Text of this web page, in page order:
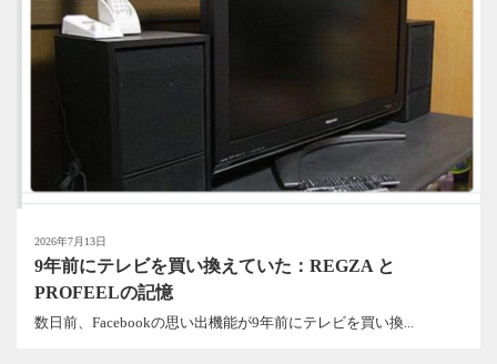
2026年7月13日
9年前にテレビを買い換えていた：REGZA と
PROFEELの記憶
数日前、Facebookの思い出機能が9年前にテレビを買い換...